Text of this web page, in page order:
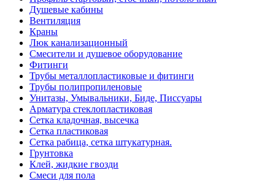
Душевые кабины
Вентиляция
Краны
Люк канализационный
Смесители и душевое оборудование
Фитинги
Трубы металлопластиковые и фитинги
Трубы полипропиленовые
Унитазы, Умывальники, Биде, Писсуары
Арматура стеклопластиковая
Сетка кладочная, высечка
Сетка пластиковая
Сетка рабица, сетка штукатурная.
Грунтовка
Клей, жидкие гвозди
Смеси для пола